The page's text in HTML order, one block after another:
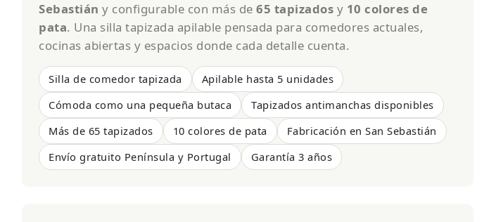
Sebastián y configurable con más de 65 tapizados y 10 colores de
pata. Una silla tapizada apilable pensada para comedores actuales,
cocinas abiertas y espacios donde cada detalle cuenta.
Silla de comedor tapizada
Apilable hasta 5 unidades
Cómoda como una pequeña butaca
Tapizados antimanchas disponibles
Más de 65 tapizados
10 colores de pata
Fabricación en San Sebastián
Envío gratuito Península y Portugal
Garantía 3 años